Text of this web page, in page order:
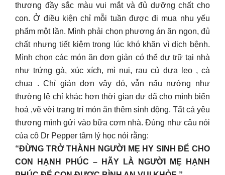
thương đầy sắc màu vui mắt và đủ dưỡng chất cho
con. Ở điều kiện chỉ mỗi tuần được đi mua nhu yếu
phẩm một lần. Mình phải chọn phương án ăn ngon, đủ
chất nhưng tiết kiệm trong lúc khó khăn vì dịch bệnh.
Mình chọn các món ăn đơn giản có thể dự trữ tại nhà
như trứng gà, xúc xích, mì nui, rau củ dưa leo , cà
chua . Chỉ giản đơn vậy đó, vẫn nấu nướng như
thường lệ chỉ khác hơn thời gian dư dã cho mình biến
hoá ,vẽ vời trang trí món ăn thêm sinh động. Tất cả yêu
thương mình gửi vào bữa cơm nhà. Đúng như câu nói
của cô Dr Pepper tâm lý học nói rằng:
“ĐỪNG TRỞ THÀNH NGƯỜI MẸ HY SINH ĐỂ CHO
CON HẠNH PHÚC – HÃY LÀ NGƯỜI MẸ HẠNH